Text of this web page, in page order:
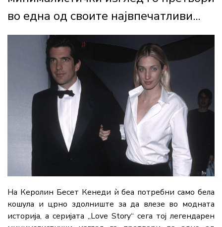
во една од своите највпечатливи...
На Керолин Бесет Кенеди ѝ беа потребни само бела
кошула и црно здолниште за да влезе во модната
историја, а серијата „Love Story“ сега тој легендарен